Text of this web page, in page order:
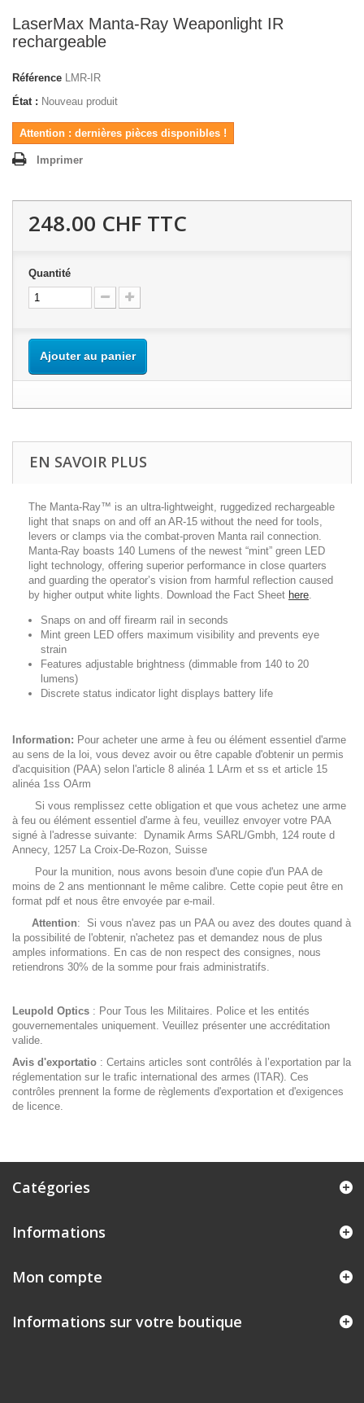
LaserMax Manta-Ray Weaponlight IR
rechargeable
Référence LMR-IR
État : Nouveau produit
Attention : dernières pièces disponibles !
Imprimer
248.00 CHF TTC
Quantité
Ajouter au panier
EN SAVOIR PLUS
The Manta-Ray™ is an ultra-lightweight, ruggedized rechargeable
light that snaps on and off an AR-15 without the need for tools,
levers or clamps via the combat-proven Manta rail connection.
Manta-Ray boasts 140 Lumens of the newest “mint” green LED
light technology, offering superior performance in close quarters
and guarding the operator’s vision from harmful reflection caused
by higher output white lights. Download the Fact Sheet here.
Snaps on and off firearm rail in seconds
Mint green LED offers maximum visibility and prevents eye
strain
Features adjustable brightness (dimmable from 140 to 20
lumens)
Discrete status indicator light displays battery life
Information: Pour acheter une arme à feu ou élément essentiel d'arme
au sens de la loi, vous devez avoir ou être capable d'obtenir un permis
d'acquisition (PAA) selon l'article 8 alinéa 1 LArm et ss et article 15
alinéa 1ss OArm
Si vous remplissez cette obligation et que vous achetez une arme
à feu ou élément essentiel d'arme à feu, veuillez envoyer votre PAA
signé à l'adresse suivante: Dynamik Arms SARL/Gmbh, 124 route d
Annecy, 1257 La Croix-De-Rozon, Suisse
Pour la munition, nous avons besoin d'une copie d'un PAA de
moins de 2 ans mentionnant le même calibre. Cette copie peut être en
format pdf et nous être envoyée par e-mail.
Attention: Si vous n'avez pas un PAA ou avez des doutes quand à
la possibilité de l'obtenir, n'achetez pas et demandez nous de plus
amples informations. En cas de non respect des consignes, nous
retiendrons 30% de la somme pour frais administratifs.
Leupold Optics : Pour Tous les Militaires. Police et les entités
gouvernementales uniquement. Veuillez présenter une accréditation
valide.
Avis d'exportatio : Certains articles sont contrôlés à l’exportation par la
réglementation sur le trafic international des armes (ITAR). Ces
contrôles prennent la forme de règlements d'exportation et d'exigences
de licence.
Catégories
Informations
Mon compte
Informations sur votre boutique